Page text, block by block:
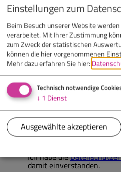
E-Mail
Nachricht(optional)
Ich habe die
damit einverstanden.
Einstellungen zum
Beim Besuch unserer Website
verarbeitet. Mit Ihrer Zustimmung
zum Zweck der statistischen
können die hier vorgenommenen
Mehr dazu erfahren Sie hier:
Technisch notwendige
↓ 1 Dienst
Ausgewählte akzeptieren